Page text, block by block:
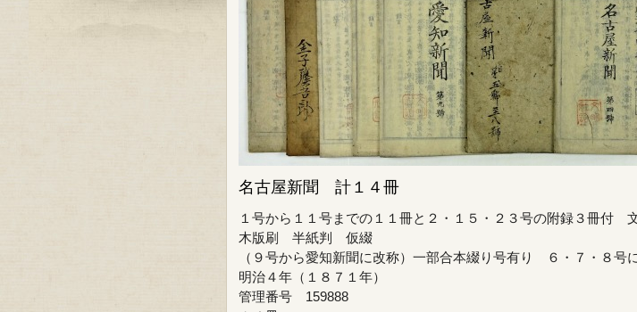
聞
計
１
４
は
名古屋新聞 計１４冊
１号から１１号までの１１冊と２・１５・２３号の附録３冊付
木版刷 半紙判 仮綴
（９号から愛知新聞に改称）一部合本綴り号有り ６・７・８号
明治４年（１８７１年）
管理番号 159888